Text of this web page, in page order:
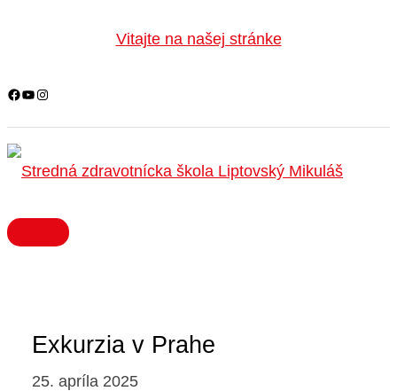
Vitajte na našej stránke
Exkurzia v Prahe
25. apríla 2025